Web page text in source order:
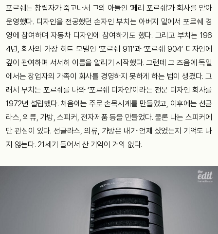
포르쉐는 창립자가 죽고나서 그의 아들인 ‘페리 포르쉐’가 회사를 맡아
운영했다. 디자인을 전공했던 손자인 부치는 아버지 밑에서 포르쉐 경
영에 참여하며 자동차 디자인에 참여하기도 했다. 그리고 부치는 196
4년, 회사의 가장 히트 모델인 ‘포르쉐 911’과 ‘포르쉐 904’ 디자인에
깊이 관여하며 서서히 이름을 알리기 시작했다. 그런데 그 즈음에 독일
에서는 창업자의 가족이 회사를 경영하지 못하게 하는 법이 생겼다. 그
래서 부치는 포르쉐를 나와 ‘포르쉐 디자인’이라는 전문 디자인 회사를
1972년 설립했다. 처음에는 주로 손목시계를 만들었고, 이후에는 선글
라스, 의류, 가방, 스피커, 전자제품 등을 만들었다. 물론 나는 스피커에
만 관심이 있다. 선글라스, 의류, 가방은 내가 언제 샀었는지 기억도 나
지 않는다. 21세기 들어서 산 기억이 거의 없다.